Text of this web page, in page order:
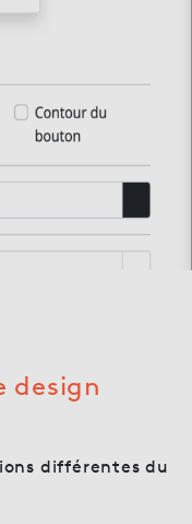
design
différentes du